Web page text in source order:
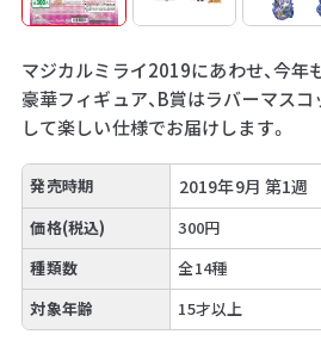
マジカルミライ2019にあわせ、今年
豪華フィギュア、B賞はラバーマスコ
して楽しい仕様でお届けします。
発売時期 2019年9月 第1週
価格(税込)
300円
種類数
全14種
対象年齢
15才以上